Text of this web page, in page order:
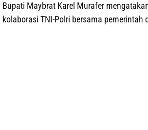
Bupati Maybrat Karel Murafer
kolaborasi TNI-Polri bersama pemerintah